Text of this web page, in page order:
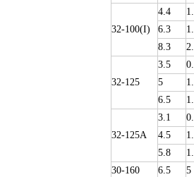
32-100(I)
4.4
6.3
8.3
32-125
3.5
5
6.5
32-125A
3.1
4.5
5.8
30-160
6.5
5